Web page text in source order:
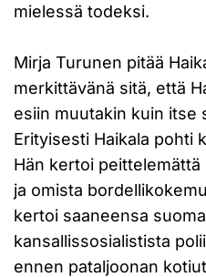
mielessä todeksi.
Mirja Turunen pitää
merkittävänä sitä, että
esiin muutakin kuin itse
Erityisesti Haikala pohti
Hän kertoi
ja omista
kertoi saaneensa
kansallissosialistista
ennen pataljoonan